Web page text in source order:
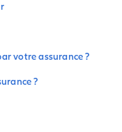
votre assurance ?
?